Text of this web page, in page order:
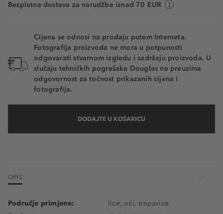
Besplatna dostava za narudžbe iznad 70 EUR
Cijena se odnosi na prodaju putem Interneta.
Fotografija proizvoda ne mora u potpunosti
odgovarati stvarnom izgledu i sadržaju proizvoda. U
slučaju tehničkih pogrešaka Douglas ne preuzima
odgovornost za točnost prikazanih cijena i
fotografija.
DODAJTE U KOŠARICU
OPIS
Područje primjene:
lice, oči, trepavice